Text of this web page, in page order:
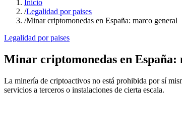
Inicio
/Legalidad por paises
/Minar criptomonedas en España: marco general
Legalidad por paises
Minar criptomonedas en España:
La minería de criptoactivos no está prohibida por sí
servicios a terceros o instalaciones de cierta escala.